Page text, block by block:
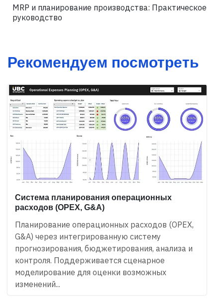
MRP и планирование производства: Практическое
руководство
Рекомендуем посмотреть
Система планирования операционных
расходов (OPEX, G&A)
Планирование операционных расходов (OPEX,
G&A) через интегрированную систему
прогнозирования, бюджетирования, анализа и
контроля. Поддерживается сценарное
моделирование для оценки возможных
изменений...